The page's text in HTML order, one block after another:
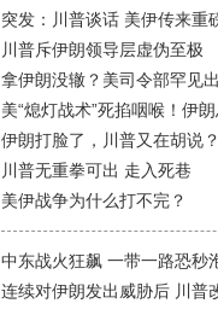
突发：川普谈话 美伊传来重
川普斥伊朗领导层虚伪至极
拿伊朗没辙？美司令部罕见
美“熄灯战术”死掐咽喉！伊
伊朗打脸了，川普又在胡说？
川普无重拳可出 走入死巷
美伊战争为什么打不完？
中东战火狂飙 一带一路恐秒
连续对伊朗发出威胁后 川普